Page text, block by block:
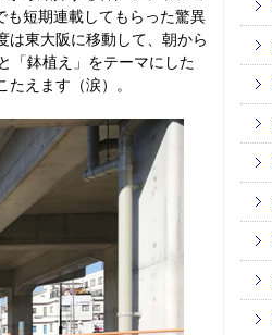
も短期連載してもらった驚異
は東大阪に移動して、朝から
「鉢植え」をテーマにした
えます（涙）。